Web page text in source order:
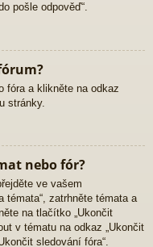
pošle odpověď“.
fóra a klikněte na odkaz
stránky.
nebo fór?
ve vašem
témata“, zatrhněte témata a
na tlačítko „Ukončit
v tématu na odkaz „Ukončit
sledování fóra“.